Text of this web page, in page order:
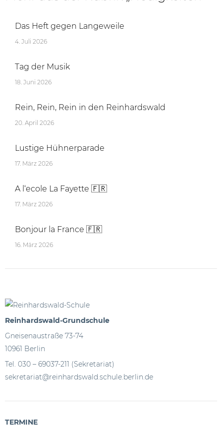
Das Heft gegen Langeweile
4. Juli 2026
Tag der Musik
18. Juni 2026
Rein, Rein, Rein in den Reinhardswald
20. April 2026
Lustige Hühnerparade
17. März 2026
A l‘ecole La Fayette 🇫🇷
17. März 2026
Bonjour la France 🇫🇷
16. März 2026
Reinhardswald-Grundschule
Gneisenaustraße 73-74
10961 Berlin
Tel. 030 – 69037-211 (Sekretariat)
sekretariat@reinhardswald.schule.berlin.de
TERMINE